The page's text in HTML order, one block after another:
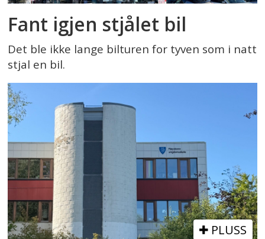
Fant igjen stjålet bil
Det ble ikke lange bilturen for tyven som i natt
stjal en bil.
PLUSS